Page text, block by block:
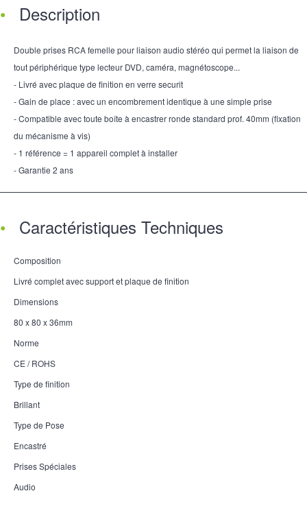
Description
Double prises RCA femelle pour liaison audio stéréo qui permet la liaison de
tout périphérique type lecteur DVD, caméra, magnétoscope...
- Livré avec plaque de finition en verre securit
- Gain de place : avec un encombrement identique à une simple prise
- Compatible avec toute boîte à encastrer ronde standard prof. 40mm (fixation
du mécanisme à vis)
- 1 référence = 1 appareil complet à installer
- Garantie 2 ans
Caractéristiques Techniques
Composition
Livré complet avec support et plaque de finition
Dimensions
80 x 80 x 36mm
Norme
CE / ROHS
Type de finition
Brillant
Type de Pose
Encastré
Prises Spéciales
Audio